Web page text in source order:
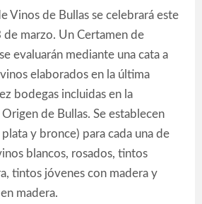
Vinos de Bullas se celebrará este
de marzo. Un Certamen de
evaluarán mediante una cata a
elaborados en la última
bodegas incluidas en la
de Bullas. Se establecen
y bronce) para cada una de
blancos, rosados, tintos
tintos jóvenes con madera y
madera.